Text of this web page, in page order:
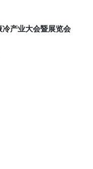
产业大会暨展览会